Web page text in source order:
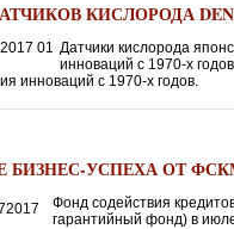
КИСЛОРОДА
Датчики кислорода
инноваций с 1970-х
инноваций с 1970-х годов.
БИЗНЕС-УСПЕХА ОТ
Фонд содействия
гарантийный фонд) в